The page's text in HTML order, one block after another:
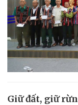
Giữ đất, giữ